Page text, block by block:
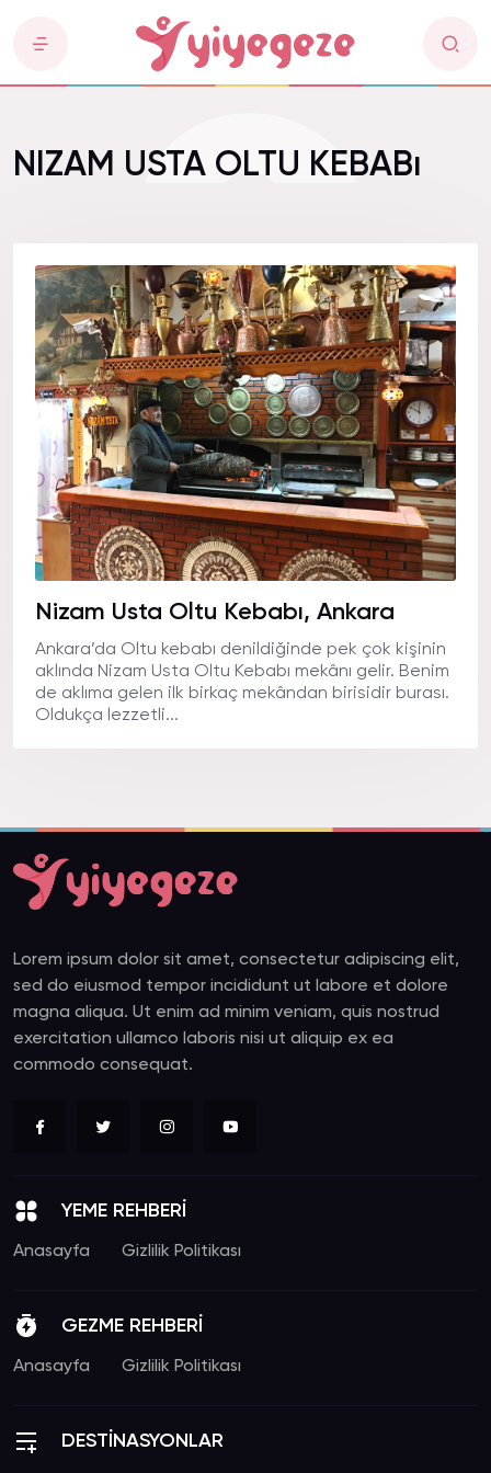
NIZAM USTA OLTU KEBABı
Nizam Usta Oltu Kebabı, Ankara
Ankara’da Oltu kebabı denildiğinde pek çok kişinin
aklında Nizam Usta Oltu Kebabı mekânı gelir. Benim
de aklıma gelen ilk birkaç mekândan birisidir burası.
Oldukça lezzetli...
Lorem ipsum dolor sit amet, consectetur adipiscing elit,
sed do eiusmod tempor incididunt ut labore et dolore
magna aliqua. Ut enim ad minim veniam, quis nostrud
exercitation ullamco laboris nisi ut aliquip ex ea
commodo consequat.
YEME REHBERİ
Anasayfa Gizlilik Politikası
GEZME REHBERİ
Anasayfa Gizlilik Politikası
DESTİNASYONLAR